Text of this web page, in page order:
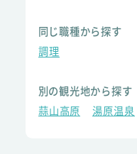
同じ職種から探す
調理
別の観光地から探す
蒜山高原
湯原温泉